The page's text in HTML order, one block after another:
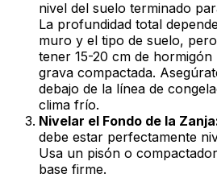
nivel del suelo terminado
La profundidad total
muro y el tipo de suelo,
tener 15-20 cm de hormigón
grava compactada.
debajo de la línea de
clima frío.
Nivelar el Fondo de la
debe estar perfectamente
Usa un pisón o
base firme.